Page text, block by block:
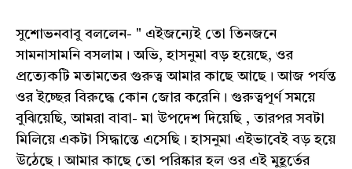
সুশোভনবাবু বললেন- " এইজন্যেই তো তিনজনে
সামনাসামনি বসলাম। অভি, হাসনুমা বড় হয়েছে, ওর
প্রত্যেকটি মতামতের গুরুত্ব আমার কাছে আছে। আজ পর্যন্ত
ওর ইচ্ছের বিরুদ্ধে কোন জোর করেনি। গুরুত্বপূর্ণ সময়ে
বুঝিয়েছি, আমরা বাবা- মা উপদেশ দিয়েছি , তারপর সবটা
মিলিয়ে একটা সিদ্ধান্তে এসেছি। হাসনুমা এইভাবেই বড় হয়ে
উঠেছে। আমার কাছে তো পরিষ্কার হল ওর এই মুহূর্তের